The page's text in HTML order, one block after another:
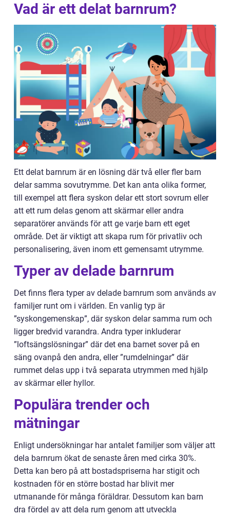
Vad är ett delat barnrum?
Ett delat barnrum är en lösning där två eller fler barn
delar samma sovutrymme. Det kan anta olika former,
till exempel att flera syskon delar ett stort sovrum eller
att ett rum delas genom att skärmar eller andra
separatörer används för att ge varje barn ett eget
område. Det är viktigt att skapa rum för privatliv och
personalisering, även inom ett gemensamt utrymme.
Typer av delade barnrum
Det finns flera typer av delade barnrum som används av
familjer runt om i världen. En vanlig typ är
”syskongemenskap”, där syskon delar samma rum och
ligger bredvid varandra. Andra typer inkluderar
”loftsängslösningar” där det ena barnet sover på en
säng ovanpå den andra, eller ”rumdelningar” där
rummet delas upp i två separata utrymmen med hjälp
av skärmar eller hyllor.
Populära trender och
mätningar
Enligt undersökningar har antalet familjer som väljer att
dela barnrum ökat de senaste åren med cirka 30%.
Detta kan bero på att bostadspriserna har stigit och
kostnaden för en större bostad har blivit mer
utmanande för många föräldrar. Dessutom kan barn
dra fördel av att dela rum genom att utveckla